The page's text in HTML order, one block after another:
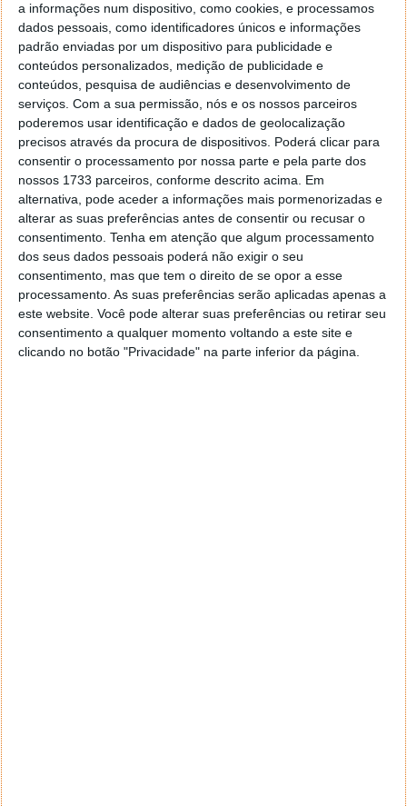
a informações num dispositivo, como cookies, e processamos
dados pessoais, como identificadores únicos e informações
padrão enviadas por um dispositivo para publicidade e
conteúdos personalizados, medição de publicidade e
conteúdos, pesquisa de audiências e desenvolvimento de
serviços. Com a sua permissão, nós e os nossos parceiros
poderemos usar identificação e dados de geolocalização
precisos através da procura de dispositivos. Poderá clicar para
consentir o processamento por nossa parte e pela parte dos
nossos 1733 parceiros, conforme descrito acima. Em
alternativa, pode aceder a informações mais pormenorizadas e
alterar as suas preferências antes de consentir ou recusar o
consentimento. Tenha em atenção que algum processamento
dos seus dados pessoais poderá não exigir o seu
consentimento, mas que tem o direito de se opor a esse
processamento. As suas preferências serão aplicadas apenas a
este website. Você pode alterar suas preferências ou retirar seu
consentimento a qualquer momento voltando a este site e
clicando no botão "Privacidade" na parte inferior da página.
Ainteligência artificialnão substitui o
conhecimento do negócio, mas reduz
drasticamente o trabalho repetitivo: ajuda a criar
uma base de páginas, textos iniciais, descrições,
ideias de conteúdo e estruturas que, de outra forma,
demorariam dias (ou semanas). Para
umamicroempresa, isto é importante porque
permite começar com qualidade e melhorar com o
tempo, em vez de ficar preso no “um dia trato do
site”.
Cresça Online com IA: os SaaS da Amen.pt
para criar, vender, comunicar e proteger
A proposta daAmen.pté clara: ajudar pequenos
negócios a entrar (ou evoluir) no digital com
ferramentas focadas no essencial.